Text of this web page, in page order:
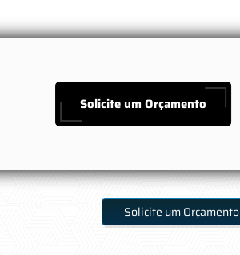
Solicite um Orçamento
Solicite um Orçamento